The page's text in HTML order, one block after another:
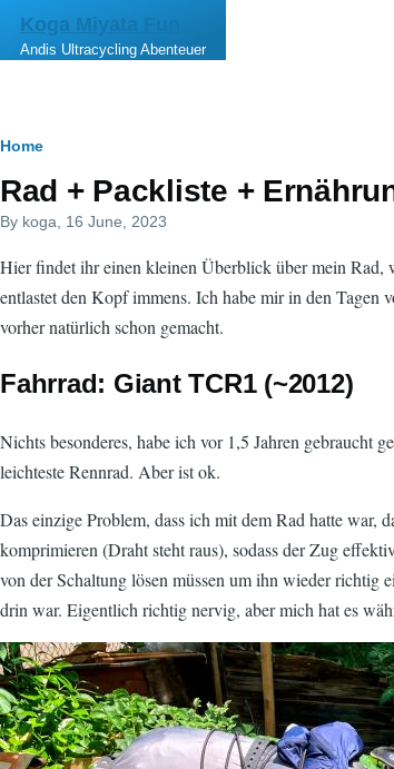
Skip to main content
Koga Miyata Fun
Andis Ultracycling Abenteuer
Breadcrumb
Home
Rad + Packliste +
By koga , 16 June, 2023
Hier findet ihr einen kleinen Überblick über mein Rad,
entlastet den Kopf immens. Ich habe mir in den Tagen
vorher natürlich schon gemacht.
Fahrrad: Giant TCR1 (~2012)
Nichts besonderes, habe ich vor 1,5 Jahren gebraucht
leichteste Rennrad. Aber ist ok.
Das einzige Problem, dass ich mit dem Rad hatte war,
komprimieren (Draht steht raus), sodass der Zug
von der Schaltung lösen müssen um ihn wieder richtig
drin war. Eigentlich richtig nervig, aber mich hat es
Image